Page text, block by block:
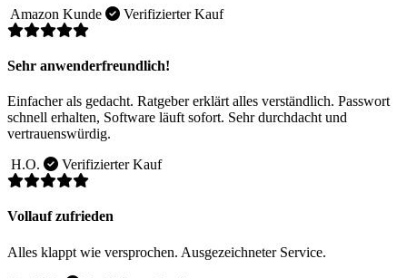
Amazon Kunde
Verifizierter Kauf
Sehr anwenderfreundlich!
Einfacher als gedacht. Ratgeber erklärt alles verständlich. Passwort
schnell erhalten, Software läuft sofort. Sehr durchdacht und
vertrauenswürdig.
H.O.
Verifizierter Kauf
Vollauf zufrieden
Alles klappt wie versprochen. Ausgezeichneter Service.